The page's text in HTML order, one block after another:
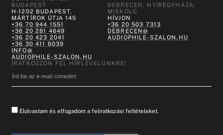
BUDAPEST
H-1202 BUDAPEST,
MÁRTÍROK ÚTJA 145
+36 70 944 1551
+36 20 281 4649
+36 20 423 2041
+36 30 411 6039
INFO@
AUDIOPHILE-SZALON.HU
DEBRECEN, NYÍREGYHÁZA,
MISKOLC
HÍVJON
+36 20 503 7313
DEBRECEN@
AUDIOPHILE-SZALON.HU
IRATKOZZON FEL HÍRLEVELÜNKRE!
Elolvastam és elfogadom a feliratkozási feltételeket.